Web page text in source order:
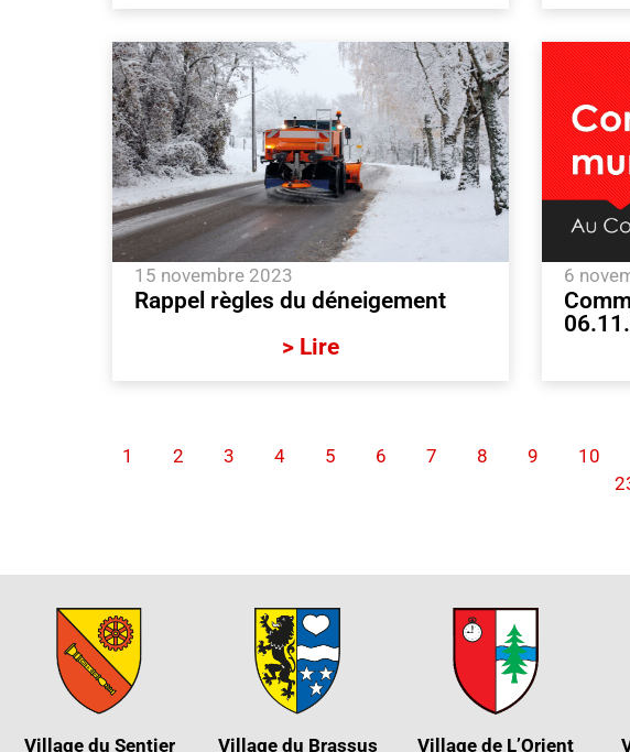
15 novembre 2023
Rappel règles du déneigement
> Lire
6
1 2 3 4 5 6 7 8 9 10
Village du Sentier Village du Brassus Village de L’Orient